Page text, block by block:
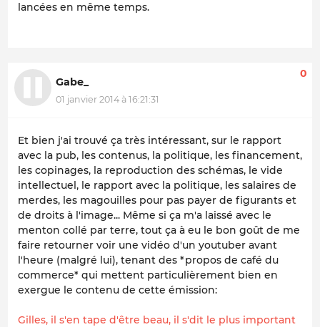
lancées en même temps.
Gabe_
01 janvier 2014 à 16:21:31
0
Et bien j'ai trouvé ça très intéressant, sur le rapport
avec la pub, les contenus, la politique, les financement,
les copinages, la reproduction des schémas, le vide
intellectuel, le rapport avec la politique, les salaires de
merdes, les magouilles pour pas payer de figurants et
de droits à l'image... Même si ça m'a laissé avec le
menton collé par terre, tout ça à eu le bon goût de me
faire retourner voir une vidéo d'un youtuber avant
l'heure (malgré lui), tenant des *propos de café du
commerce* qui mettent particulièrement bien en
exergue le contenu de cette émission:
Gilles, il s'en tape d'être beau, il s'dit le plus important